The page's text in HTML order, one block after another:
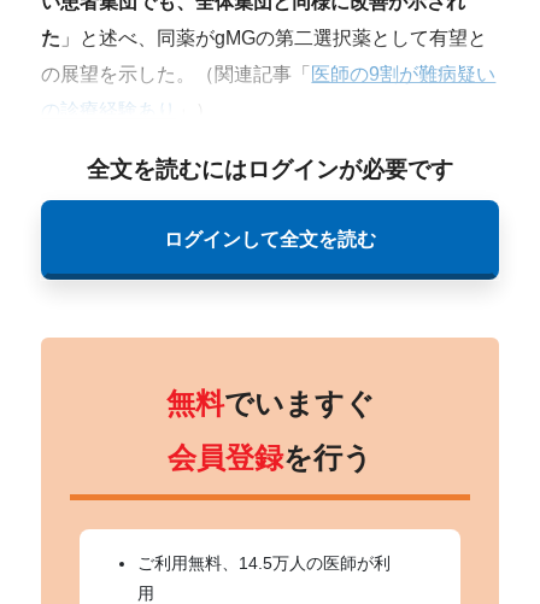
た 」と述べ、同薬がgMGの第二選択薬として有望と
の展望を示した。（関連記事「 医師の9割が難病疑い
の診療経験あり
全文を読むにはログインが必要です
ログインして全文を読む
無料でいますぐ
会員登録を行う
ご利用無料、14.5万人の医師が利
用